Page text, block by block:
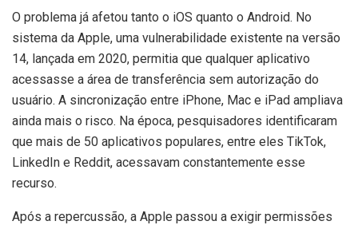
O problema já afetou tanto o iOS quanto o Android. No
sistema da Apple, uma vulnerabilidade existente na versão
14, lançada em 2020, permitia que qualquer aplicativo
acessasse a área de transferência sem autorização do
usuário. A sincronização entre iPhone, Mac e iPad ampliava
ainda mais o risco. Na época, pesquisadores identificaram
que mais de 50 aplicativos populares, entre eles TikTok,
LinkedIn e Reddit, acessavam constantemente esse
recurso.
Após a repercussão, a Apple passou a exigir permissões